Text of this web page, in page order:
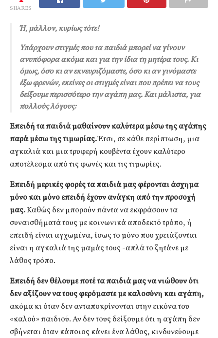
SHARES
Ή, μάλλον, κυρίως τότε!
Υπάρχουν στιγμές που τα παιδιά μπορεί να γίνουν
ανυπόφορα ακόμα και για την ίδια τη μητέρα τους. Κι
όμως, όσο κι αν εκνευριζόμαστε, όσο κι αν γινόμαστε
έξω φρενών, εκείνες οι στιγμές είναι που πρέπει να τους
δείξουμε περισσότερο την αγάπη μας. Και μάλιστα, για
πολλούς λόγους:
Επειδή τα παιδιά μαθαίνουν καλύτερα μέσω της αγάπης
παρά μέσω της τιμωρίας.Έτσι, σε κάθε περίπτωση, μια
αγκαλιά και μια τρυφερή κουβέντα έχουν καλύτερο
αποτέλεσμα από τις φωνές και τις τιμωρίες.
Επειδή μερικές φορές τα παιδιά μας φέρονται άσχημα
μόνο και μόνο επειδή έχουν ανάγκη από την προσοχή
μας.Καθώς δεν μπορούν πάντα να εκφράσουν τα
συναισθήματά τους με κοινωνικά αποδεκτό τρόπο, ή
επειδή είναι αγχωμένα, ίσως το μόνο που χρειάζονται
είναι η αγκαλιά της μαμάς τους -απλά το ζητάνε με
λάθος τρόπο.
Επειδή δεν θέλουμε ποτέ τα παιδιά μας να νιώθουν ότι
δεν αξίζουν να τους φερόμαστε με καλοσύνη και αγάπη,
ακόμα κι όταν δεν ανταποκρίνονται στην εικόνα του
«καλού» παιδιού. Αν δεν τους δείξουμε ότι η αγάπη δεν
σβήνεται όταν κάποιος κάνει ένα λάθος, κινδυνεύουμε